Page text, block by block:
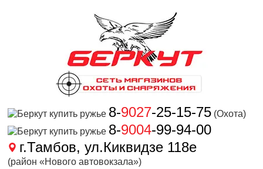
8-9027-25-15-75 (Охота)
8-9004-99-94-00
г.Тамбов, ул.Киквидзе 118е
(район «Нового автовокзала»)